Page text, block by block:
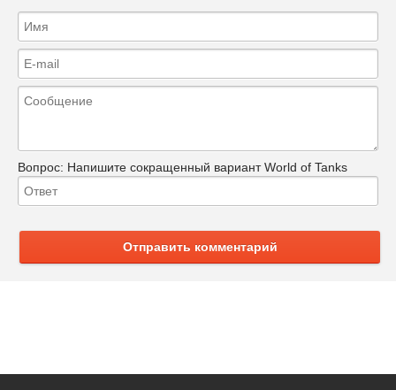
Вопрос: Напишите сокращенный вариант World of Tanks
Отправить комментарий